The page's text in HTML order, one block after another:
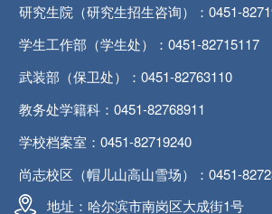
研究生院（研究生招生咨询）：0451-
学生工作部（学生处）：0451-82715117
武装部（保卫处）：0451-82763110
教务处学籍科：0451-82768911
学校档案室：0451-82719240
尚志校区（帽儿山高山雪场）：0451-
地址：哈尔滨市南岗区大成街1号